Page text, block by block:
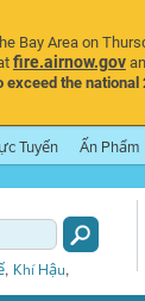
Area on
fire.airnow.gov
the
Tuyến Ấn Phẩm
, Khí Hậu,